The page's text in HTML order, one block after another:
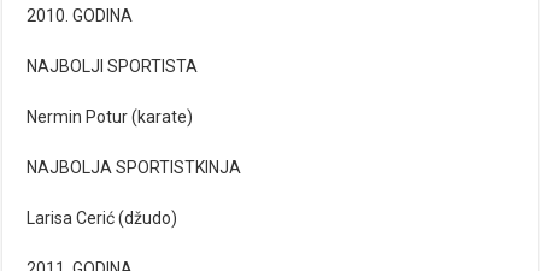
2010. GODINA
NAJBOLJI SPORTISTA
Nermin Potur (karate)
NAJBOLJA SPORTISTKINJA
Larisa Cerić (džudo)